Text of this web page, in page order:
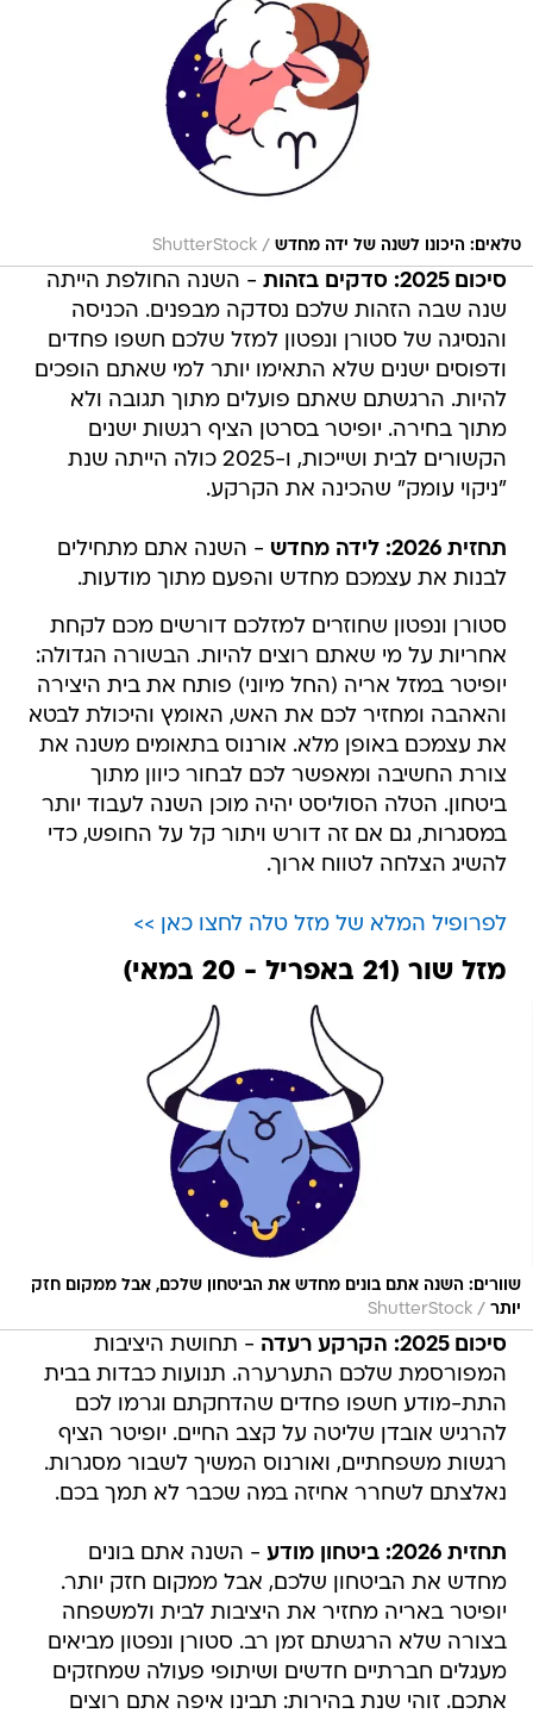
טלאים: היכונו לשנה של ידה מחדש /
ShutterStock
סיכום 2025: סדקים בזהות
- השנה החולפת הייתה
שנה שבה הזהות שלכם נסדקה מבפנים. הכניסה
והנסיגה של סטורן ונפטון למזל שלכם חשפו פחדים
ודפוסים ישנים שלא התאימו יותר למי שאתם הופכים
להיות. הרגשתם שאתם פועלים מתוך תגובה ולא
מתוך בחירה. יופיטר בסרטן הציף רגשות ישנים
הקשורים לבית ושייכות, ו-2025 כולה הייתה שנת
"ניקוי עומק" שהכינה את הקרקע.
תחזית 2026: לידה מחדש
- השנה אתם מתחילים
לבנות את עצמכם מחדש והפעם מתוך מודעות.
סטורן ונפטון שחוזרים למזלכם דורשים מכם לקחת
אחריות על מי שאתם רוצים להיות. הבשורה הגדולה:
יופיטר במזל אריה (החל מיוני) פותח את בית היצירה
והאהבה ומחזיר לכם את האש, האומץ והיכולת לבטא
את עצמכם באופן מלא. אורנוס בתאומים משנה את
צורת החשיבה ומאפשר לכם לבחור כיוון מתוך
ביטחון. הטלה הסוליסט יהיה מוכן השנה לעבוד יותר
במסגרות, גם אם זה דורש ויתור קל על החופש, כדי
להשיג הצלחה לטווח ארוך.
לפרופיל המלא של מזל טלה לחצו כאן >>
מזל שור (21 באפריל - 20 במאי)
שוורים: השנה אתם בונים מחדש את הביטחון שלכם, אבל ממקום חזק
יותר /
ShutterStock
סיכום 2025: הקרקע רעדה
- תחושת היציבות
המפורסמת שלכם התערערה. תנועות כבדות בבית
התת-מודע חשפו פחדים שהדחקתם וגרמו לכם
להרגיש אובדן שליטה על קצב החיים. יופיטר הציף
רגשות משפחתיים, ואורנוס המשיך לשבור מסגרות.
נאלצתם לשחרר אחיזה במה שכבר לא תמך בכם.
תחזית 2026: ביטחון מודע
- השנה אתם בונים
מחדש את הביטחון שלכם, אבל ממקום חזק יותר.
יופיטר באריה מחזיר את היציבות לבית ולמשפחה
בצורה שלא הרגשתם זמן רב. סטורן ונפטון מביאים
מעגלים חברתיים חדשים ושיתופי פעולה שמחזקים
אתכם. זוהי שנת בהירות: תבינו איפה אתם רוצים